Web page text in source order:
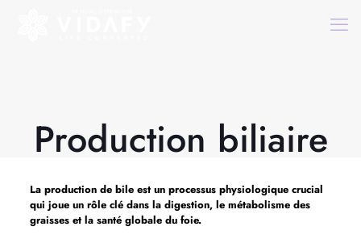
Production biliaire
La production de bile est un processus physiologique crucial
qui joue un rôle clé dans la digestion, le métabolisme des
graisses et la santé globale du foie.